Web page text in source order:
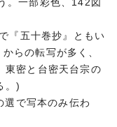
。一部彩色、142図
『五十巻抄』ともい
らの転写が多く、
東密と台密天台宗の
。)
で写本のみ伝わ